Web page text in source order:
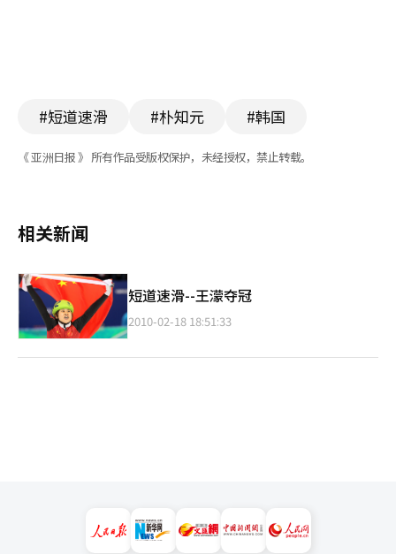
#短道速滑 #朴知元 #韩国
《 亚洲日报 》 所有作品受版权保护，未经授权，禁止转载。
相关新闻
短道速滑--王濛夺冠
2010-02-18 18:51:33